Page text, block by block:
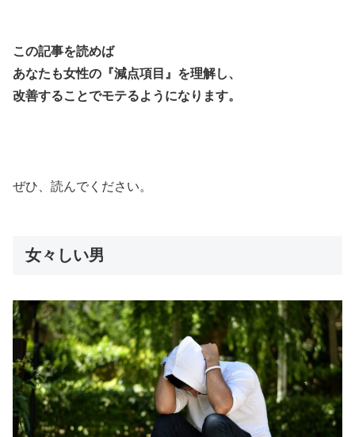
この記事を読めば
あなたも女性の『減点項目』を理解し、
改善することでモテるようになります。
ぜひ、読んでください。
女々しい男